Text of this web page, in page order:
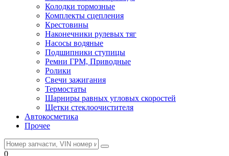
Колодки тормозные
Комплекты сцепления
Крестовины
Наконечники рулевых тяг
Насосы водяные
Подшипники ступицы
Ремни ГРМ, Приводные
Ролики
Свечи зажигания
Термостаты
Шарниры равных угловых скоростей
Щетки стеклоочистителя
Автокосметика
Прочее
0